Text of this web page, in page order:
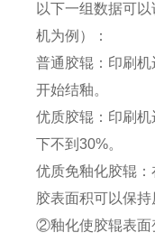
以下一组数据可
机为例）：
普通胶辊：印刷
开始结釉。
优质胶辊：印刷
下不到30%。
优质免釉化胶辊
胶表面积可以保持
②釉化使胶辊表面